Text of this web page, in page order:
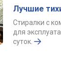
Лучшие
Стиралки с
для
суток.